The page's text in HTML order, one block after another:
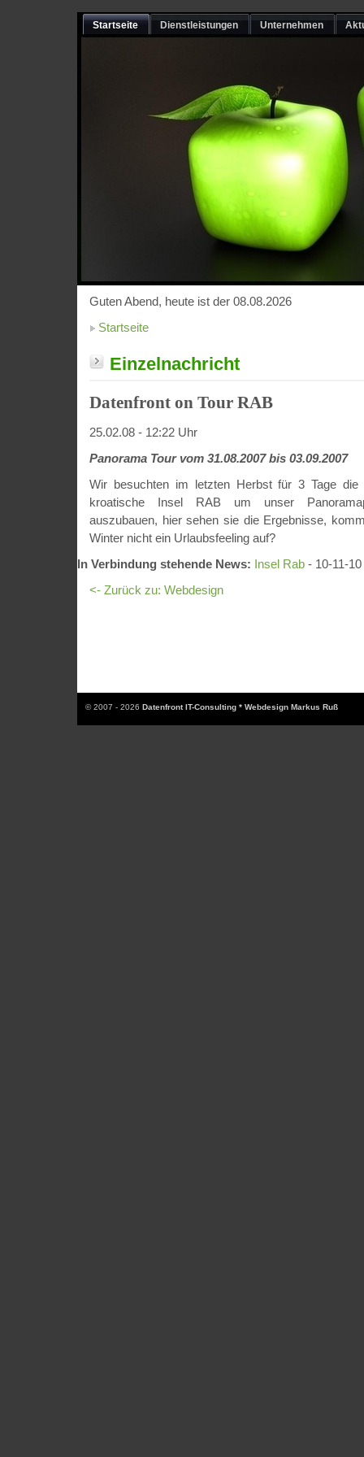
Startseite Dienstleistungen Unternehmen
Guten Abend, heute ist der 08.08.2026
Startseite
Einzelnachricht
Datenfront on Tour RAB
25.02.08 - 12:22 Uhr
Panorama Tour vom 31.08.2007 bis 03.09.2007
Wir besuchten im letzten Herbst für 3 Tage die
kroatische Insel RAB um unser
auszubauen, hier sehen sie die Ergebnisse,
Winter nicht ein Urlaubsfeeling auf?
In Verbindung stehende News: Insel Rab - 10-11-
<- Zurück zu: Webdesign
© 2007 - 2026 Datenfront IT-Consulting * Webdesign Markus Ruß